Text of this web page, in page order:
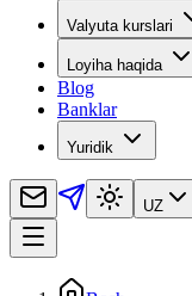
Valyuta kurslari
Loyiha haqida
Blog
Banklar
Yuridik
UZ